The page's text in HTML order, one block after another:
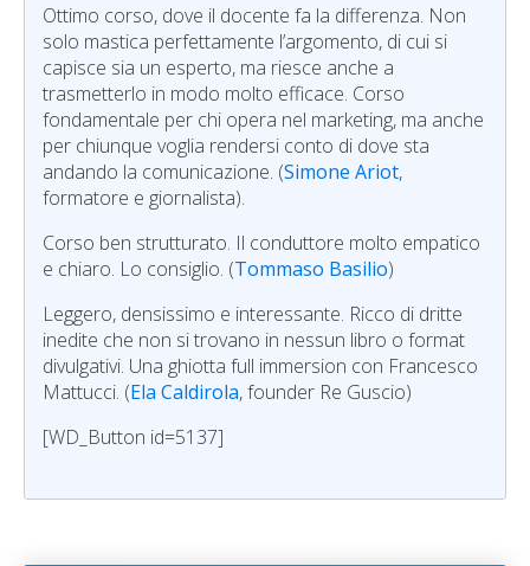
Ottimo corso, dove il docente fa la differenza. Non
solo mastica perfettamente l’argomento, di cui si
capisce sia un esperto, ma riesce anche a
trasmetterlo in modo molto efficace. Corso
fondamentale per chi opera nel marketing, ma anche
per chiunque voglia rendersi conto di dove sta
andando la comunicazione. (Simone Ariot,
formatore e giornalista).
Corso ben strutturato. Il conduttore molto empatico
e chiaro. Lo consiglio. (Tommaso Basilio)
Leggero, densissimo e interessante. Ricco di dritte
inedite che non si trovano in nessun libro o format
divulgativi. Una ghiotta full immersion con Francesco
Mattucci. (Ela Caldirola, founder Re Guscio)
[WD_Button id=5137]